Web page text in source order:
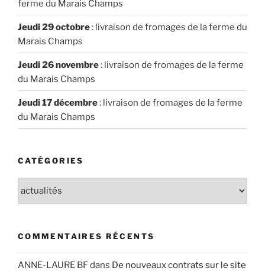
ferme du Marais Champs
Jeudi 29 octobre: livraison de fromages de la ferme du
Marais Champs
Jeudi 26 novembre: livraison de fromages de la ferme
du Marais Champs
Jeudi 17 décembre: livraison de fromages de la ferme
du Marais Champs
CATÉGORIES
COMMENTAIRES RÉCENTS
ANNE-LAURE BFdans De nouveaux contrats sur le site